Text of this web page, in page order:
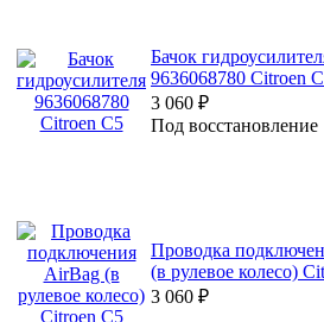
Бачок
9636068780 Citroen
3 060 ₽
Под восстановление
Проводка
(в рулевое колесо)
3 060 ₽